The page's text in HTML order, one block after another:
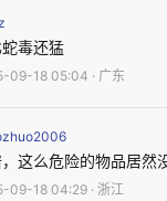
伤 | 图源：Wiki
论氢氟酸多么常
氟酸是一种极其
毒还猛
09-18 05:04 · 广东
这么危险的物品居然
09-18 04:29 · 浙江